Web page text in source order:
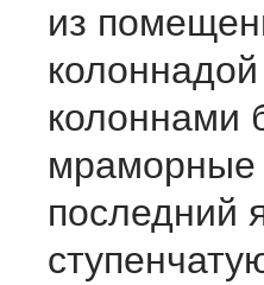
из
колоннами
мраморные
последний